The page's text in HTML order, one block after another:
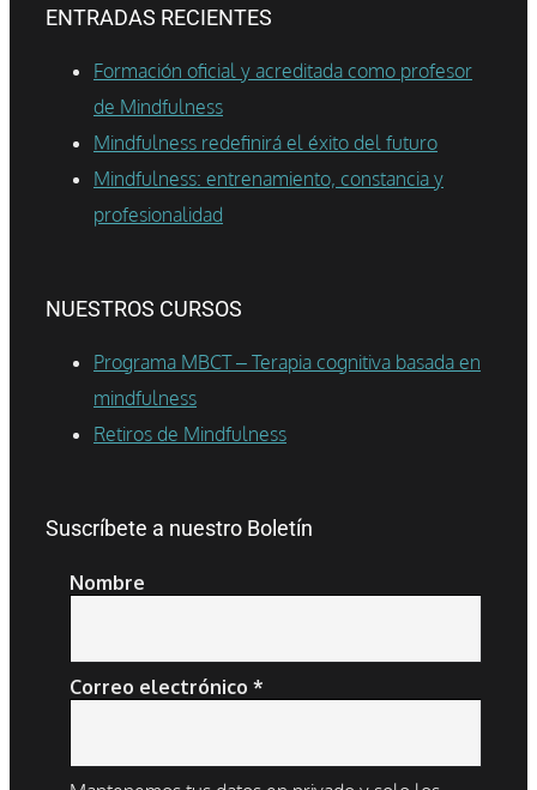
ENTRADAS RECIENTES
Formación oficial y acreditada como profesor
de Mindfulness
Mindfulness redefinirá el éxito del futuro
Mindfulness: entrenamiento, constancia y
profesionalidad
NUESTROS CURSOS
Programa MBCT – Terapia cognitiva basada en
mindfulness
Retiros de Mindfulness
Suscríbete a nuestro Boletín
Nombre
Correo electrónico *